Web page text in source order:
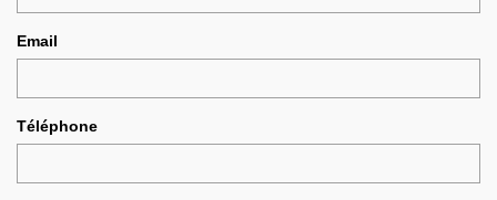
Email
Téléphone